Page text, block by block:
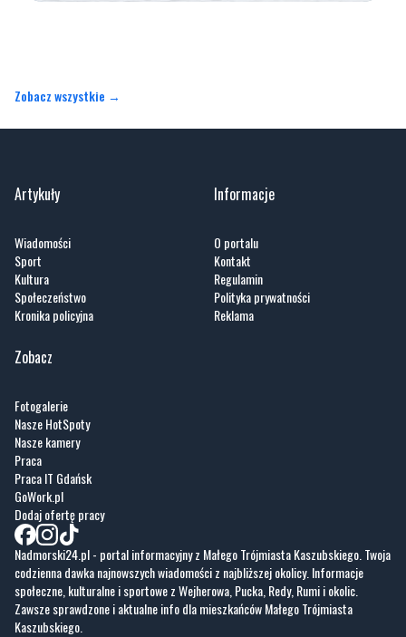
Zobacz wszystkie →
Artykuły
Wiadomości
Sport
Kultura
Społeczeństwo
Kronika policyjna
Informacje
O portalu
Kontakt
Regulamin
Polityka prywatności
Reklama
Zobacz
Fotogalerie
Nasze HotSpoty
Nasze kamery
Praca
Praca IT Gdańsk
GoWork.pl
Dodaj ofertę pracy
Nadmorski24.pl - portal informacyjny z Małego Trójmiasta Kaszubskiego. Twoja
codzienna dawka najnowszych wiadomości z najbliższej okolicy. Informacje
społeczne, kulturalne i sportowe z Wejherowa, Pucka, Redy, Rumi i okolic.
Zawsze sprawdzone i aktualne info dla mieszkańców Małego Trójmiasta
Kaszubskiego.